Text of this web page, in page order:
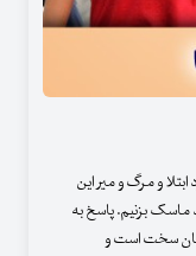
ابتلا و مرگ و میر این
ماسک بزنیم. پاسخ به
سخت است و